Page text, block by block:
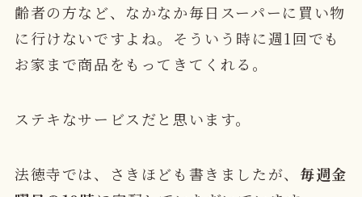
齢者の方など、なかなか毎日スーパーに買い物
に行けないですよね。そういう時に週1回でも
お家まで商品をもってきてくれる。
ステキなサービスだと思います。
法徳寺では、さきほども書きましたが、 毎週金